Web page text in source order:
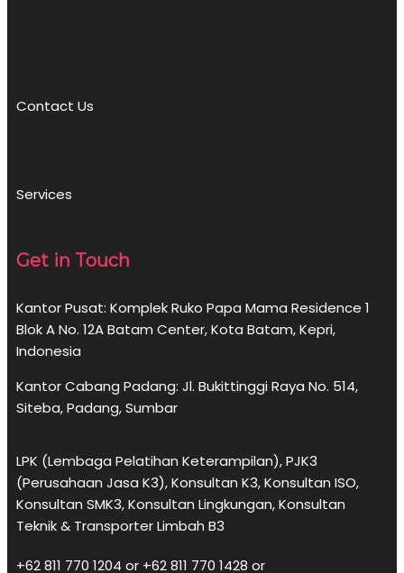
Contact Us
Services
Get in Touch
Kantor Pusat: Komplek Ruko Papa Mama Residence 1
Blok A No. 12A Batam Center, Kota Batam, Kepri,
Indonesia
Kantor Cabang Padang: Jl. Bukittinggi Raya No. 514,
Siteba, Padang, Sumbar
LPK (Lembaga Pelatihan Keterampilan), PJK3
(Perusahaan Jasa K3), Konsultan K3, Konsultan ISO,
Konsultan SMK3, Konsultan Lingkungan, Konsultan
Teknik & Transporter Limbah B3
+62 811 770 1204 or +62 811 770 1428 or